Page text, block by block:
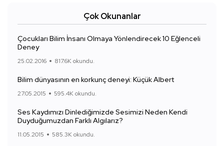
Çok Okunanlar
Çocukları Bilim İnsanı Olmaya Yönlendirecek 10 Eğlenceli
Deney
25.02.2016 817.6K okundu.
Bilim dünyasının en korkunç deneyi: Küçük Albert
27.05.2015 595.4K okundu.
Ses Kaydımızı Dinlediğimizde Sesimizi Neden Kendi
Duyduğumuzdan Farklı Algılarız?
11.05.2015 585.3K okundu.